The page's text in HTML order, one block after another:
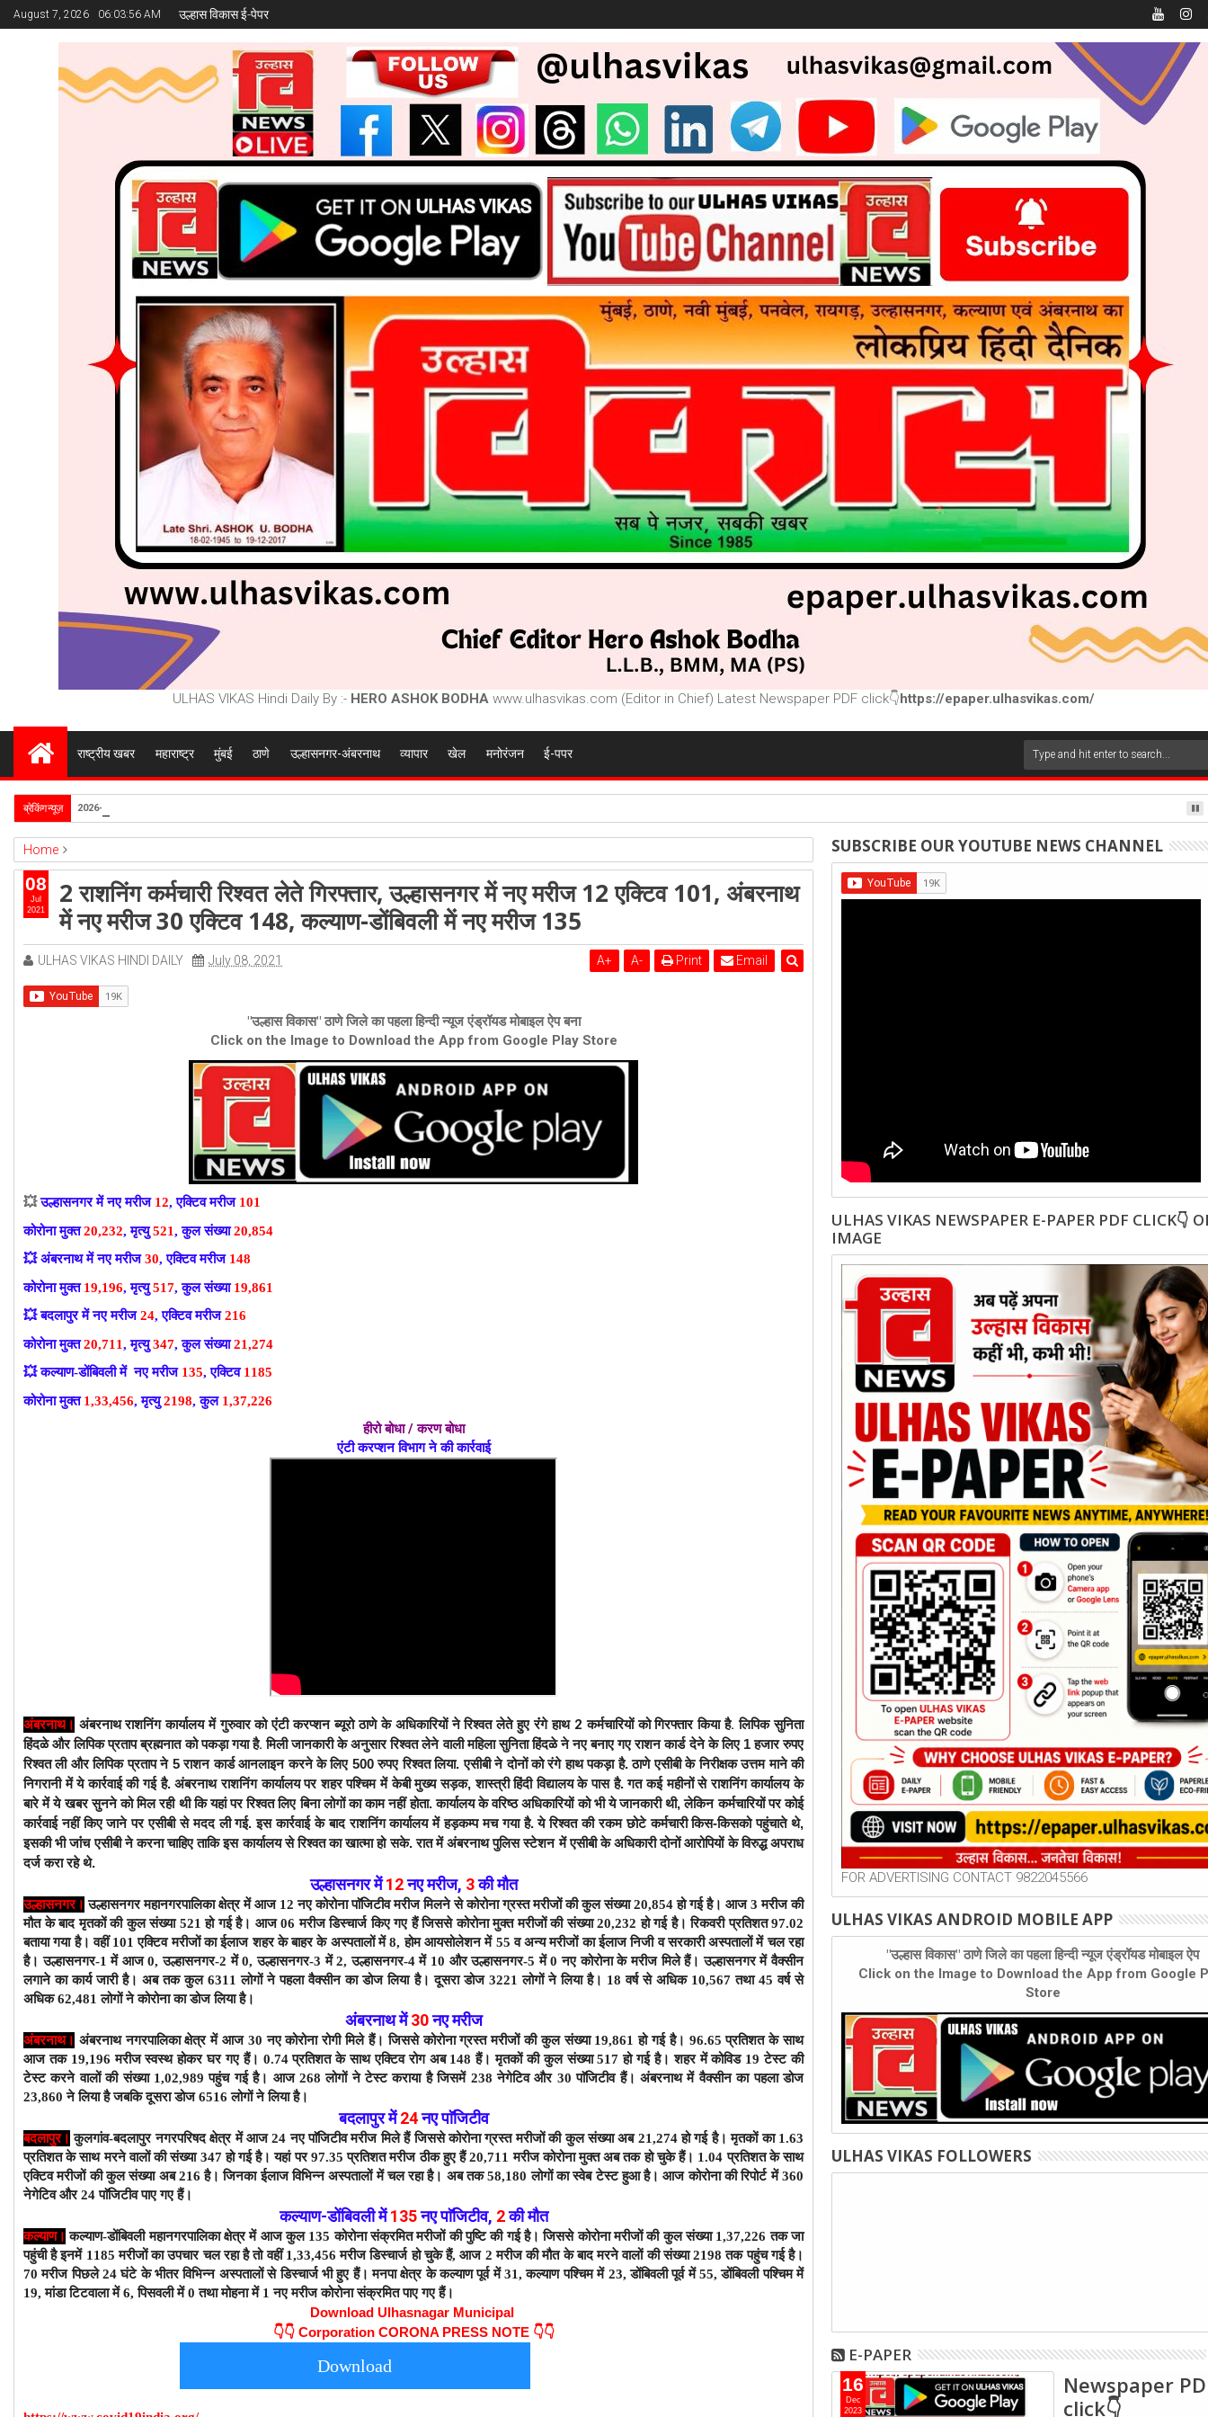
August 7, 2026 06:03:57 AM उल्हास विकास ई-पेपर
ULHAS VIKAS Hindi Daily By :- HERO ASHOK BODHA www.ulhasvikas.com (Editor in Chief) Latest Newspaper PDF click👇https://epaper.ulhasvikas.com/
राष्ट्रीय खबर महाराष्ट्र मुंबई ठाणे उल्हासनगर-अंबरनाथ व्यापार खेल मनोरंजन ई-पपर
ब्रेकिंग न्यूज़ 2026-4-1
Home
ambernath
Featured kalyan
ulhasnagar
2 राशनिंग कर्मचारी रिश्वत लेते गिरफ्तार, उल्हासनगर में नए मरीज 12 एक्टिव 101, अंबरनाथ में नए मरीज 30 एक्टिव 148, कल्याण-डोंबिवली में नए मरीज 135
2 राशनिंग कर्मचारी रिश्वत लेते गिरफ्तार, उल्हासनगर में नए मरीज 12 एक्टिव 101, अंबरनाथ
में नए मरीज 30 एक्टिव 148, कल्याण-डोंबिवली में नए मरीज 135
ULHAS VIKAS HINDI DAILY July 08, 2021 A+ A- Print Email
"उल्हास विकास" ठाणे जिले का पहला हिन्दी न्यूज एंड्रॉयड मोबाइल ऐप बना
Click on the Image to Download the App from Google Play Store
💥उल्हासनगर में नए मरीज 12, एक्टिव मरीज 101
कोरोना मुक्त20,232, मृत्यु521, कुल संख्या20,854
💥अंबरनाथ में नए मरीज30, एक्टिव मरीज 148
कोरोना मुक्त19,196, मृत्यु517, कुल संख्या19,861
💥बदलापुर में नए मरीज24, एक्टिव मरीज216
कोरोना मुक्त20,711, मृत्यु347, कुल संख्या21,274
💥कल्याण-डोंबिवली में नए मरीज 135, एक्टिव1185
कोरोना मुक्त1,33,456, मृत्यु2198, कुल 1,37,226
हीरो बोधा / करण बोधा
एंटी करप्शन विभाग ने की कार्रवाई
अंबरनाथ । अंबरनाथ राशनिंग कार्यालय में गुरुवार को एंंटी करप्शन ब्यूरो ठाणे के अधिकारियों ने रिश्वत लेते हुए रंंगे हाथ 2 कर्मचारियों को गिरफ्तार किया है. लिपिक सुनिता
हिंदळे और लिपिक प्रताप ब्रह्मनात को पकड़ा गया है.मिली जानकारी के अनुसार रिश्वत लेने वाली महिला सुनिता हिंदळे ने नए बनाए गए राशन कार्ड देने के लिए 1 हजार रुपए
रिश्वत ली और लिपिक प्रताप ने 5 राशन कार्ड आनलाइन करने के लिए 500 रुपए रिश्वत लिया. एसीबी ने दोनों को रंगे हाथ पकड़ा है. ठाणे एसीबी के निरीक्षक उत्तम माने की
निगरानी में ये कार्रवाई की गई है. अंबरनाथ राशनिंग कार्यालय पर शहर पश्चिम में केबी मुख्य सड़क, शास्त्री हिंदी विद्यालय के पास है. गत कई महीनों से राशनिंग कार्यालय के
बारेमेंये खबर सुनने को मिल रही थी कि यहां पर रिश्वत लिए बिना लोगों का काम नहीं होता. कार्यालय के वरिष्ठ अधिकारियों को भी ये जानकारी थी, लेकिन कर्मचारियों पर कोई
कार्रवाई नहीं किए जाने पर एसीबी से मदद ली गई. इस कार्रवाई के बाद राशनिंग कार्यालय में हड़कम्प मच गया है. ये रिश्वत की रकम छोटे कर्मचारी किस-किसको पहुंचाते थे,
इसकी भी जांंच एसीबी ने करना चाहिए ताकि इस कार्यालय से रिश्वत का खात्मा हो सके. रात में अंबरनाथ पुलिस स्टेशन में एसीबी के अधिकारी दोनों आरोपियों के विरुद्ध अपराध
दर्ज करा रहे थे.
उल्हासनगर में12नए मरीज, 3की मौत
उल्हासनगर। उल्हासनगर महानगरपालिका क्षेत्र में आज 12 नए कोरोना पाॅजिटीव मरीज मिलने से कोरोना ग्रस्त मरीजों की कुल संख्या 20,854 हो गई है। आज 3 मरीज की
मौत के बादमृतकों की कुल संख्या 521 हो गई है। आज 06 मरीज डिस्चार्ज किए गए हैं जिससे कोरोना मुक्त मरीजों की संख्या 20,232 हो गई है। रिकवरी प्रतिशत 97.02
बताया गया है। वहीं 101 एक्टिव मरीजों का ईलाज शहर के बाहर के अस्पतालों में 8, होम आयसोलेशन में 55 व अन्य मरीजों का ईलाज निजी व सरकारी अस्पतालों में चल रहा
है।उल्हासनगर-1 में आज 0, उल्हासनगर-2 में 0, उल्हासनगर-3 में 2, उल्हासनगर-4 में 10 और उल्हासनगर-5 में 0 नए कोरोना के मरीज मिले हैं। उल्हासनगर में वैक्सीन
लगाने का कार्य जारी है। अब तक कुल 6311 लोगों ने पहला वैक्सीन का डोज लिया है। दूसरा डोज 3221 लोगों ने लिया है। 18 वर्ष से अधिक 10,567 तथा 45 वर्ष से
अधिक 62,481 लोगों ने कोरोना का डोज लिया है।
अंबरनाथ में30नए मरीज
अंबरनाथ। अंबरनाथ नगरपालिका क्षेत्र में आज 30 नए कोरोना रोगी मिले हैं। जिससे कोरोना ग्रस्त मरीजों की कुल संख्या 19,861 हो गई है। 96.65 प्रतिशत के साथ
आज तक 19,196 मरीज स्वस्थ होकर घर गए हैं। 0.74 प्रतिशत के साथ एक्टिव रोग अब 148 हैं।मृतकों की कुल संख्या 517 हो गई है। शहर में कोविड 19 टेस्ट की
टेस्ट करने वालों की संख्या 1,02,989 पहुंच गई है। आज 268 लोगों ने टेस्ट कराया है जिसमें 238 नेगेटिव और 30 पाॅजिटीव हैं। अंबरनाथ में वैक्सीन का पहला डोज
23,860 ने लिया है जबकि दूसरा डोज 6516 लोगों ने लिया है।
बदलापुर में24नए पाॅजिटीव
बदलापुर। कुलगांव-बदलापुर नगरपरिषद क्षेत्र में आज 24 नए पाॅजिटीव मरीज मिले हैं जिससे कोरोना ग्रस्त मरीजों की कुल संख्या अब 21,274 हो गई है। मृतकों का 1.63
प्रतिशत के साथ मरने वालों की संख्या 347 हो गई है। यहां पर 97.35 प्रतिशत मरीज ठीक हुए हैं 20,711 मरीज कोरोना मुक्त अब तक हो चुके हैं। 1.04 प्रतिशत के साथ
एक्टिव मरीजों की कुल संख्या अब 216 है। जिनका ईलाज विभिन्न अस्पतालों में चल रहा है। अब तक 58,180 लोगों का स्वेब टेस्ट हुआ है। आज कोरोना की रिपोर्ट में 360
नेगेटिव और 24 पाॅजिटीव पाए गए हैं।
कल्याण-डोंबिवलीमें 135नएपाॅजिटीव, 2की मौत
कल्याण। कल्याण-डोंबिवली महानगरपालिका क्षेत्र में आज कुल 135 कोरोना संक्रमित मरीजों की पुष्टि की गई है। जिससे कोरोना मरीजों की कुल संख्या 1,37,226 तक जा
पहुंची है इनमें 1185 मरीजों का उपचार चल रहा है तो वहीं 1,33,456 मरीज डिस्चार्ज हो चुके हैं,आज 2 मरीज की मौत के बादमरने वालों की संख्या 2198 तक पहुंच गई है।
70 मरीज पिछले 24 घंटे के भीतर विभिन्न अस्पतालों से डिस्चार्ज भी हुए हैं। मनपा क्षेत्र के कल्याण पूर्व में 31, कल्याण पश्चिम में 23, डोंबिवली पूर्व में 55, डोंबिवली पश्चिम में
19, मांडा टिटवाला में 6, पिसवली में 0 तथा मोहना में 1 नए मरीज कोरोना संक्रमित पाए गए हैं।
Download Ulhasnagar Municipal
👇👇 Corporation CORONA PRESS NOTE 👇👇
Download
08
Jul
2021
SUBSCRIBE OUR YOUTUBE NEWS CHANNEL
ULHAS VIKAS NEWSPAPER E-PAPER PDF CLICK👇
IMAGE
FOR ADVERTISING CONTACT 9822045566
ULHAS VIKAS ANDROID MOBILE APP
"उल्हास विकास" ठाणे जिले का पहला हिन्दी न्यूज एंड्रॉयड मोबाइल ऐप
Click on the Image to Download the App from Google
Store
ULHAS VIKAS FOLLOWERS
E-PAPER
16
Dec
2023
Newspaper
click👇